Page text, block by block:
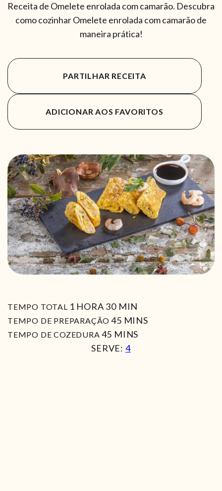
Receita de Omelete enrolada com camarão. Descubra
como cozinhar Omelete enrolada com camarão de
maneira prática!
PARTILHAR RECEITA
ADICIONAR AOS FAVORITOS
TEMPO TOTAL 1 HORA
HORA 30MIN
MIN
TEMPO DE PREPARAÇÃO 45MIN
MINS
TEMPO DE COZEDURA 45 MIN
MINS
SERVE: 4